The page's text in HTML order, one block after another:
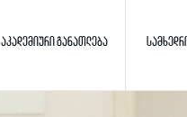
ᲐᲙᲐᲓᲔᲛᲘᲣᲠᲘ ᲒᲐᲜᲐᲗᲚᲔᲑᲐ